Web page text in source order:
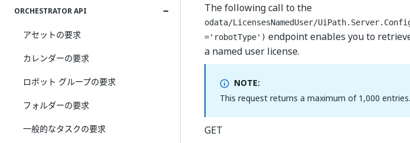
ORCHESTRATOR API
アセットの要求
カレンダーの要求
ロボット グループの要求
フォルダーの要求
一般的なタスクの要求
The following call to the
odata/LicensesNamedUser/
='robotType') endpoint enables you to
a named user license.
NOTE:
This request returns a maximum of 1,000 entries.
GET